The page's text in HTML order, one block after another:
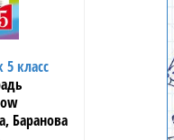
класс
Баранова